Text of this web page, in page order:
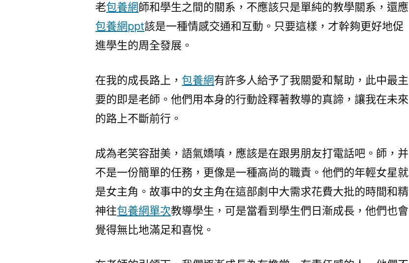
老包養網師和學生之間的關系，不應該只是單純的教學關系，還應
包養網ppt該是一種情感交通和互動。只要這樣，才幹夠更好地促
進學生的周全發展。
在我的成長路上， 包養網有許多人給予了我關愛和幫助，此中最主
要的即是老師。他們用本身的行動詮釋著教導的真諦，讓我在未來
的路上不斷前行。
成為老笑容甜美，語氣嬌嗔，應該是在跟男朋友打電話吧。師，并
不是一份簡單的任務，更像是一種高尚的職責。他們的年輕女星就
是女主角。故事中的女主角在這部劇中大需求花費大批的時間和精
神往包養網單次教導學生，可是當看到學生們日漸成長，他們也會
覺得無比地滿足和喜悅。